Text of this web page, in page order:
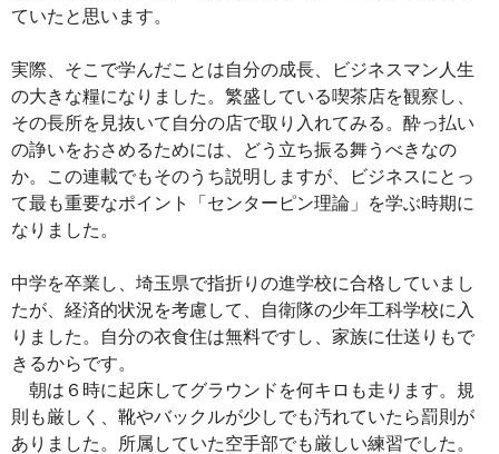
ていたと思います。
実際、そこで学んだことは自分の成長、ビジネスマン人生
の大きな糧になりました。繁盛している喫茶店を観察し、
その長所を見抜いて自分の店で取り入れてみる。酔っ払い
の諍いをおさめるためには、どう立ち振る舞うべきなの
か。この連載でもそのうち説明しますが、ビジネスにとっ
て最も重要なポイント「センターピン理論」を学ぶ時期に
なりました。
中学を卒業し、埼玉県で指折りの進学校に合格していまし
たが、経済的状況を考慮して、自衛隊の少年工科学校に入
りました。自分の衣食住は無料ですし、家族に仕送りもで
きるからです。
朝は６時に起床してグラウンドを何キロも走ります。規
則も厳しく、靴やバックルが少しでも汚れていたら罰則が
ありました。所属していた空手部でも厳しい練習でした。